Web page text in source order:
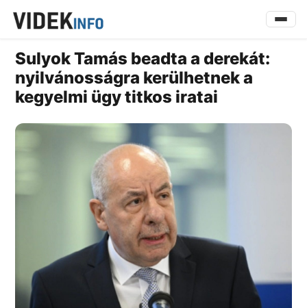
Sulyok Tamás beadta a derekát:
nyilvánosságra kerülhetnek a
kegyelmi ügy titkos iratai